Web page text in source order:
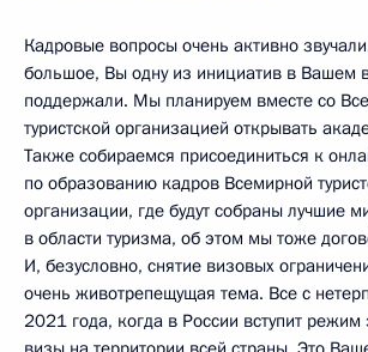
Кадровые вопросы очень активно
большое, Вы одну из инициатив в Вашем
поддержали. Мы планируем вместе со
туристской организацией открывать
Также собираемся присоединиться к
по образованию кадров Всемирной
организации, где будут собраны лучшие
в области туризма, об этом мы тоже
И, безусловно, снятие визовых
очень животрепещущая тема. Все с
2021 года, когда в России вступит режим